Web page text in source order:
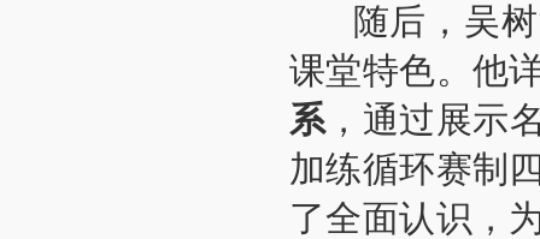
随后，吴树
课堂特色。他
系，通过展示
加练循环赛制
了全面认识，